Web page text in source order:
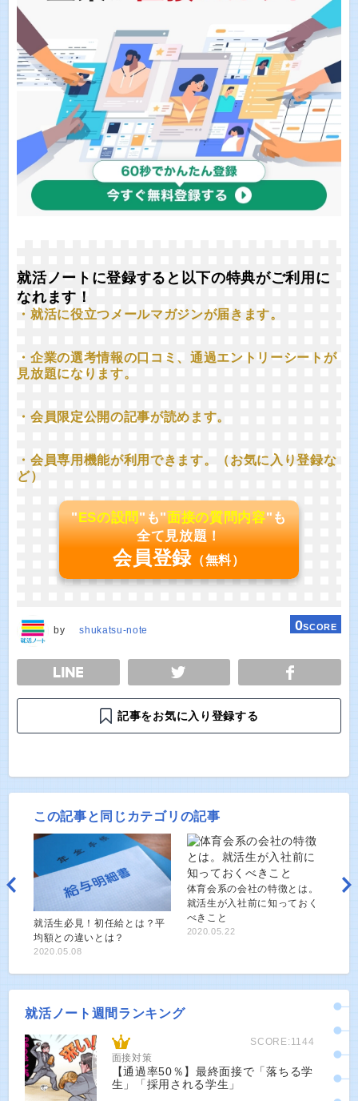
就活ノートに登録すると以下の特典がご利用に
なれます！
・就活に役立つメールマガジンが届きます。
・企業の選考情報の口コミ、通過エントリーシートが
見放題になります。
・会員限定公開の記事が読めます。
・会員専用機能が利用できます。（お気に入り登録な
ど）
"ESの設問"も"面接の質問内容"も
全て見放題！
会員登録 （無料）
by shukatsu-note 0SCORE
TWEET
記事をお気に入り登録する
この記事と同じカテゴリの記事
就活生必見！初任給とは？平
均額との違いとは？
2020.05.08
体育会系の会社の特徴とは。
就活生が入社前に知っておく
べきこと
2020.05.22
就活ノート週間ランキング
SCORE:1144
面接対策
【通過率50％】最終面接で「落ちる学
生」「採用される学生」